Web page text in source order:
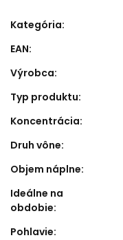
Kategória:
EAN:
Výrobca:
Typ produktu:
Koncentrácia:
Druh vône:
Objem náplne:
Ideálne na
obdobie:
Pohlavie: